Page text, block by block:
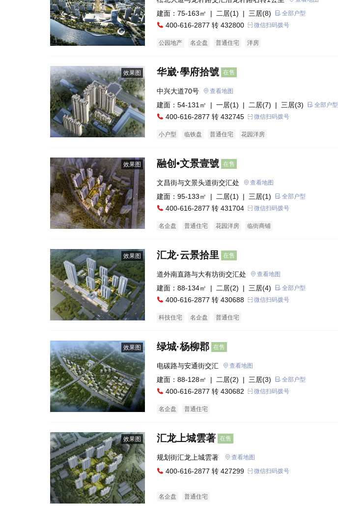
建面：75-163㎡ | 二居(1) | 三居(8) 全部户型
400-616-2877 转 432800 微信扫码拨号
公园地产 名企盘 普通住宅 洋房
效果图 华崴·學府拾號 在售
中兴大道70号 查看地图
建面：54-131㎡ | 一居(1) | 二居(7) | 三居(3) 全部户型
400-616-2877 转 432745 微信扫码拨号
小户型 临铁盘 普通住宅 花园洋房
效果图 融创•文景壹號 在售
文昌街与文景头道街交汇处 查看地图
建面：95-133㎡ | 二居(1) | 三居(1) 全部户型
400-616-2877 转 431704 微信扫码拨号
名企盘 普通住宅 花园洋房 临街商铺
效果图 汇龙·云景拾里 在售
道外南直路与大有坊街交汇处 查看地图
建面：88-134㎡ | 二居(2) | 三居(4) 全部户型
400-616-2877 转 430688 微信扫码拨号
科技住宅 名企盘 普通住宅
效果图 绿城·杨柳郡 在售
电碳路与安通街交汇 查看地图
建面：88-128㎡ | 二居(2) | 三居(3) 全部户型
400-616-2877 转 430682 微信扫码拨号
名企盘 普通住宅
效果图 汇龙上城雲著 在售
查看地图
400-616-2877 转 427299 微信扫码拨号
名企盘 普通住宅